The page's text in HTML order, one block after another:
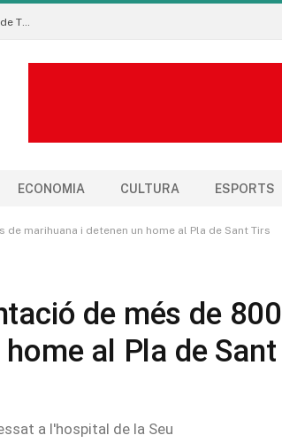
La Manigua Estudio porta l’art floral contemporani al centre històric de Tremp
ECONOMIA CULTURA ESPORTS
marihuana i detenen un home al Pla de Sant Tirs
de més de 800
al Pla de Sant
a l'hospital de la Seu